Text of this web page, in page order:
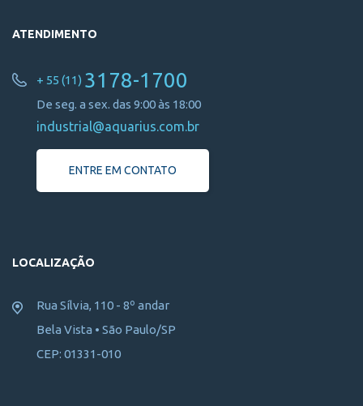
ATENDIMENTO
+ 55 (11) 3178-1700
De seg. a sex. das 9:00 às 18:00
industrial@aquarius.com.br
ENTRE EM CONTATO
LOCALIZAÇÃO
Rua Sílvia, 110 - 8º andar
Bela Vista • São Paulo/SP
CEP: 01331-010